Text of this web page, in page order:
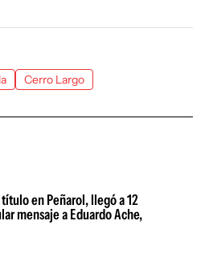
Cerro Largo
en Peñarol, llegó a 12
mensaje a Eduardo Ache,